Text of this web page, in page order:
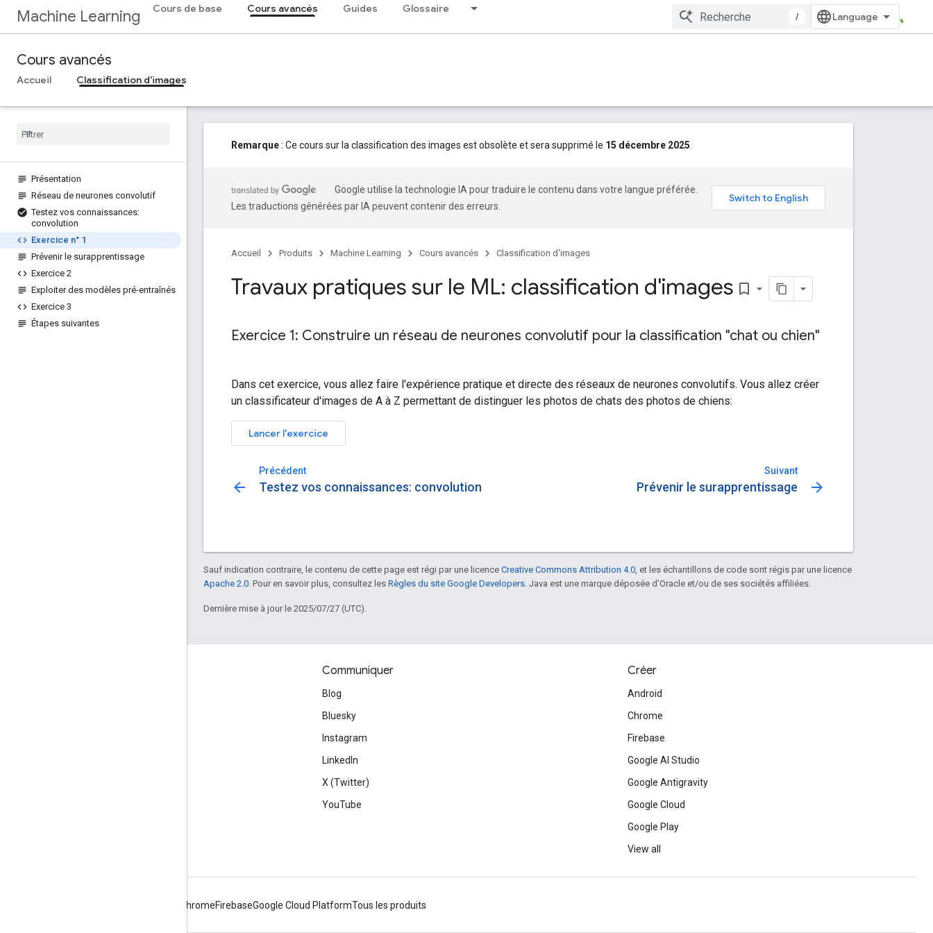
Machine Learning Cours de base Cours avancés Guides Glossaire
/
Cours avancés
Accueil Classification d'images
Présentation
Réseau de neurones convolutif
Testez vos connaissances:
convolution
Exercice n° 1
Prévenir le surapprentissage
Exercice 2
Exploiter des modèles pré-entraînés
Exercice 3
Étapes suivantes
Remarque: Ce cours sur la classification des images est obsolète et sera supprimé le 15 décembre 2025
Google utilise la technologie IA pour traduire le contenu dans votre langue préférée.
Les traductions générées par IA peuvent contenir des erreurs.
Accueil Produits Machine Learning Cours avancés Classification d'images
Travaux pratiques sur le ML: classification d'images bookmark_border
Exercice 1: Construire un réseau de neurones convolutif pour la classification "chat ou chien"
Dans cet exercice, vous allez faire l'expérience pratique et directe des réseaux de neurones convolutifs. Vous allez créer
un classificateur d'images de A à Z permettant de distinguer les photos de chats des photos de chiens:
Lancer l'exercice
Précédent
arrow_back Testez vos connaissances: convolution
Suivant
Prévenir le surapprentissage arrow_forward
Sauf indication contraire, le contenu de cette page est régi par une licence Creative Commons Attribution 4.0 , et les échantillons de code sont régis par une licence
Apache 2.0 . Pour en savoir plus, consultez les Règles du site Google Developers . Java est une marque déposée d'Oracle et/ou de ses sociétés affiliées.
Dernière mise à jour le 2025/07/27 (UTC).
Communiquer
Blog
Bluesky
Instagram
LinkedIn
X (Twitter)
YouTube
Créer
Android
Chrome
Firebase
Google AI Studio
Google Antigravity
Google Cloud
Google Play
View all
ChromeFirebaseGoogle Cloud PlatformTous les produits